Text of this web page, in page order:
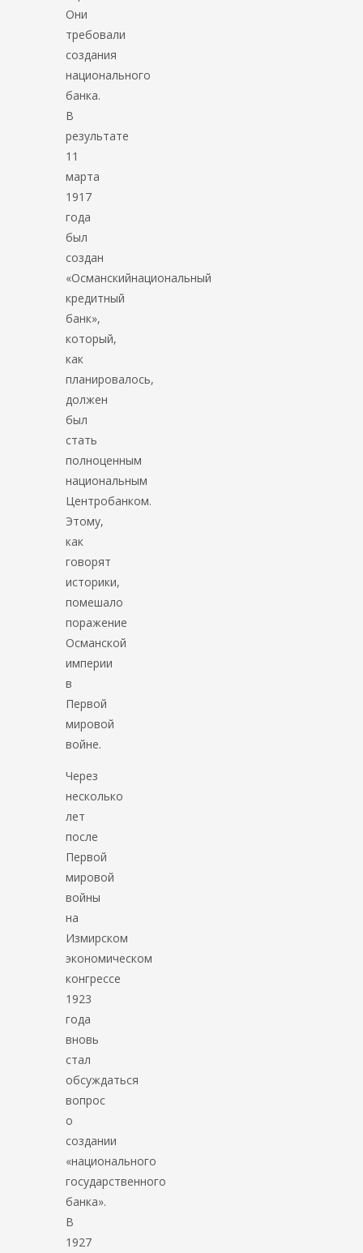
Они
требовали
создания
национального
банка.
В
результате
11
марта
1917
года
был
создан
«Османскийнациональный
кредитный
банк»,
который,
как
планировалось,
должен
был
стать
полноценным
национальным
Центробанком.
Этому,
как
говорят
историки,
помешало
поражение
Османской
империи
в
Первой
мировой
войне.
Через
несколько
лет
после
Первой
мировой
войны
на
Измирском
экономическом
конгрессе
1923
года
вновь
стал
обсуждаться
вопрос
о
создании
«национального
государственного
банка».
В
1927